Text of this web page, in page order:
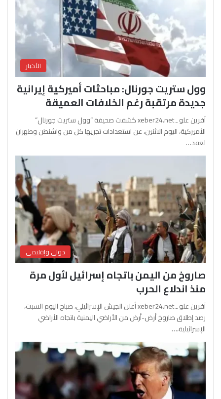
الأخبار
وول ستريت جورنال: مباحثات أميركية إيرانية
جديدة مرتقبة رغم الخلافات العميقة
آفرين علو ـ xeber24.net كشفت صحيفة “وول ستريت جورنال”
الأميركية، اليوم الاثنين، عن استعدادات تجريها كل من واشنطن وطهران
لعقد…
دولي وإقليمي
صاروخ من اليمن باتجاه إسرائيل لأول مرة
منذ اندلاع الحرب
آفرين علو ـ xeber24.net أعلن الجيش الإسرائيلي، صباح اليوم السبت،
رصد إطلاق صاروخ أرض-أرض من الأراضي اليمنية باتجاه الأراضي
الإسرائيلية،…